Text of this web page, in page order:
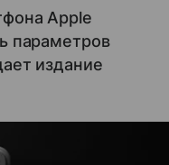
Apple
параметров
издание